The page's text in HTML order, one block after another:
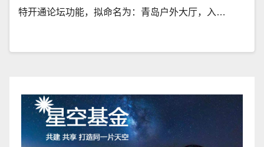
特开通论坛功能，拟命名为：青岛户外大厅，入…